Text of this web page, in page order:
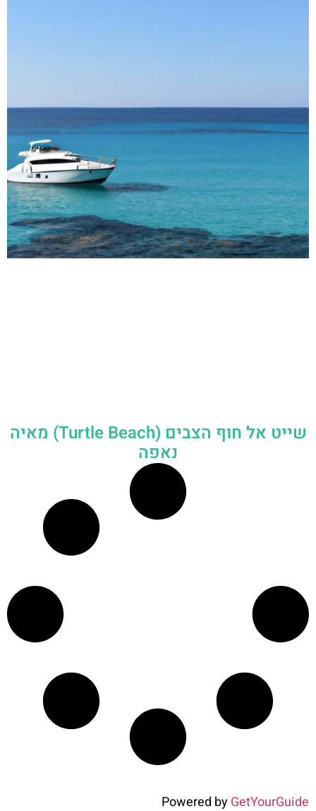
שייט אל חוף הצבים (Turtle Beach) מאיה
נאפה
Powered byGetYourGuide